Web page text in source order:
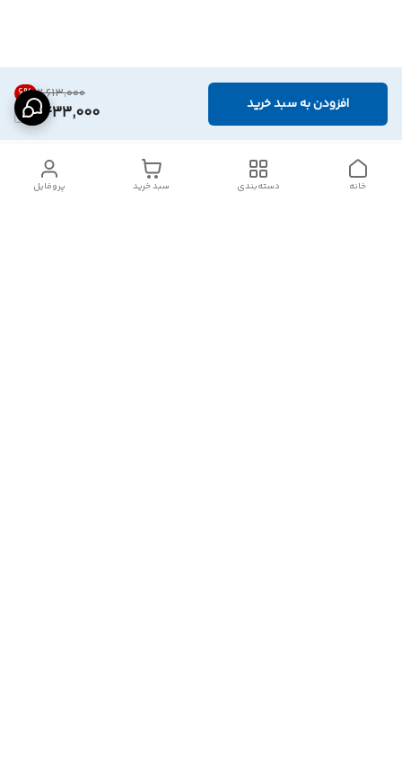
۲٬۶۱۳٬۰۰۰ 6%
2,433,000 افزودن به سبد خرید
پروفایل سبد خرید دسته‌بندی خانه